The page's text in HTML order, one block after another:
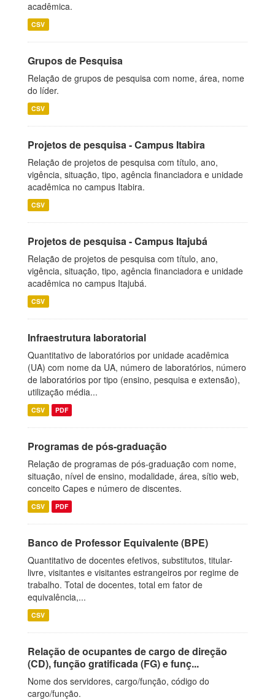
acadêmica.
CSV
Grupos de Pesquisa
Relação de grupos de pesquisa com nome, área, nome
do líder.
CSV
Projetos de pesquisa - Campus Itabira
Relação de projetos de pesquisa com título, ano,
vigência, situação, tipo, agência financiadora e unidade
acadêmica no campus Itabira.
CSV
Projetos de pesquisa - Campus Itajubá
Relação de projetos de pesquisa com título, ano,
vigência, situação, tipo, agência financiadora e unidade
acadêmica no campus Itajubá.
CSV
Infraestrutura laboratorial
Quantitativo de laboratórios por unidade acadêmica
(UA) com nome da UA, número de laboratórios, número
de laboratórios por tipo (ensino, pesquisa e extensão),
utilização média...
CSV PDF
Programas de pós-graduação
Relação de programas de pós-graduação com nome,
situação, nível de ensino, modalidade, área, sítio web,
conceito Capes e número de discentes.
CSV PDF
Banco de Professor Equivalente (BPE)
Quantitativo de docentes efetivos, substitutos, titular-
livre, visitantes e visitantes estrangeiros por regime de
trabalho. Total de docentes, total em fator de
equivalência,...
CSV
Relação de ocupantes de cargo de direção
(CD), função gratificada (FG) e funç...
Nome dos servidores, cargo/função, código do
cargo/função.